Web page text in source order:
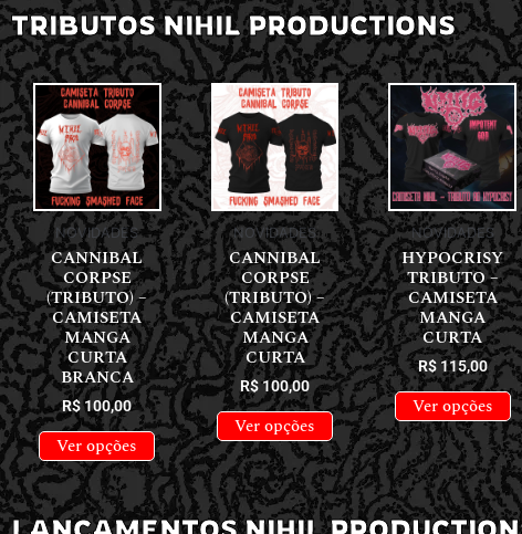
TRIBUTOS NIHIL PRODUCTIONS
NOVIDADES
CANNIBAL
CORPSE
(TRIBUTO) –
CAMISETA
MANGA
CURTA
BRANCA
R$100,00
Ver opções
NOVIDADES
CANNIBAL
CORPSE
(TRIBUTO) –
CAMISETA
MANGA
CURTA
R$100,00
Ver opções
NOVIDADES
HYPOCRISY
TRIBUTO –
CAMISETA
MANGA
CURTA
R$115,00
Ver opções